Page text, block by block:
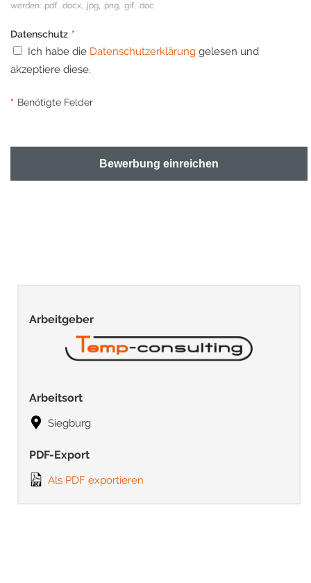
werden: .pdf, .docx, .jpg, .png, .gif, .doc
Datenschutz *
Ich habe die Datenschutzerklärung gelesen und
akzeptiere diese.
* Benötigte Felder
Bewerbung einreichen
Arbeitgeber
Arbeitsort
Siegburg
PDF-Export
Als PDF exportieren